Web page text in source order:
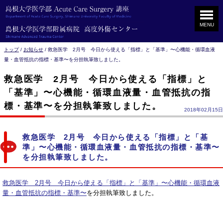
このページの本文へ
MENU
現
在
位
置：
トップ/ お知らせ / 救急医学 2月号 今日から使える「指標」と「基準」〜心機能・循環血液
量・血管抵抗の指標・基準〜を分担執筆致しました。
救急医学 2月号 今日から使える「指標」と
「基準」〜心機能・循環血液量・血管抵抗の指
標・基準〜を分担執筆致しました。
2018年02月15日
救急医学 2月号 今日から使える「指標」と「基
準」〜心機能・循環血液量・血管抵抗の指標・基準〜
を分担執筆致しました。
救急医学 2月号 今日から使える「指標」と「基準」〜心機能・循環血液
量・血管抵抗の指標・基準〜を分担執筆致しました。